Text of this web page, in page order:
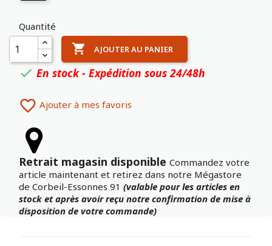
Quantité
 AJOUTER AU PANIER
 En stock - Expédition sous 24/48h
 Ajouter à mes favoris
Retrait magasin disponible Commandez votre
article maintenant et retirez dans notre Mégastore
de Corbeil-Essonnes 91 (valable pour les articles en
stock et après avoir reçu notre confirmation de mise à
disposition de votre commande)